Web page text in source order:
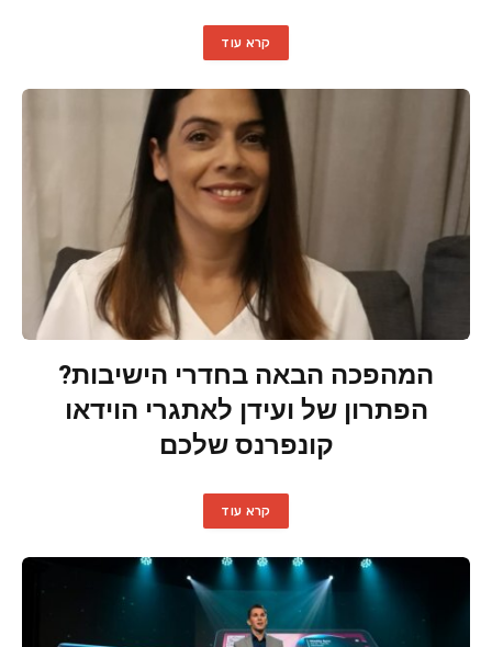
קרא עוד
המהפכה הבאה בחדרי הישיבות?
הפתרון של ועידן לאתגרי הוידאו
קונפרנס שלכם
קרא עוד